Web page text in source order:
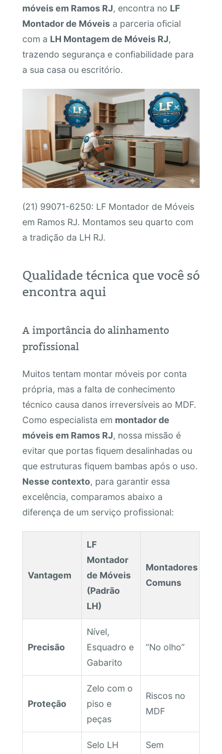
móveis em Ramos RJ, encontra no LF
Montador de Móveisa parceria oficial
com a LH Montagem de Móveis RJ,
trazendo segurança e confiabilidade para
a sua casa ou escritório.
(21) 99071-6250: LF Montador de Móveis
em Ramos RJ. Montamos seu quarto com
a tradição da LH RJ.
Qualidade técnica que você só
encontra aqui
A importância do alinhamento
profissional
Muitos tentam montar móveis por conta
própria, mas a falta de conhecimento
técnico causa danos irreversíveis ao MDF.
Como especialista em montador de
móveis em Ramos RJ, nossa missão é
evitar que portas fiquem desalinhadas ou
que estruturas fiquem bambas após o uso.
Nesse contexto, para garantir essa
excelência, comparamos abaixo a
diferença de um serviço profissional:
Vantagem
LF
Montador
de Móveis
(Padrão
LH)
Montadores
Comuns
Precisão
Nível,
Esquadro e
Gabarito
“No olho”
Proteção
Zelo com o
piso e
peças
Riscos no
MDF
Selo LH
Sem